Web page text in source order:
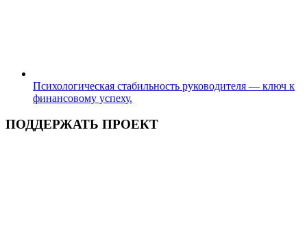
Психологическая стабильность руководителя — ключ к
финансовому успеху.
ПОДДЕРЖАТЬ ПРОЕКТ